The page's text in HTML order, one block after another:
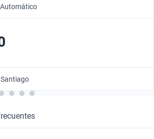
Automático